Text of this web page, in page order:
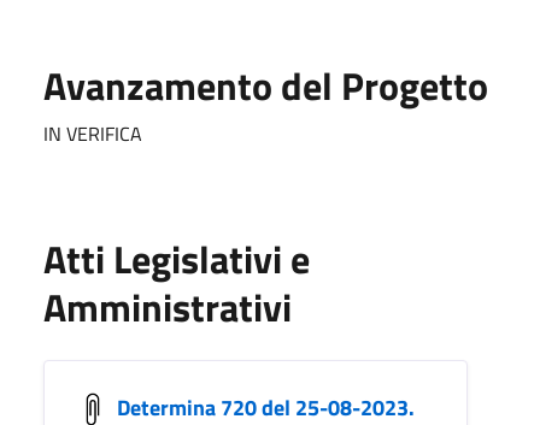
Avanzamento del Progetto
IN VERIFICA
Atti Legislativi e
Amministrativi
Determina 720 del 25-08-2023.